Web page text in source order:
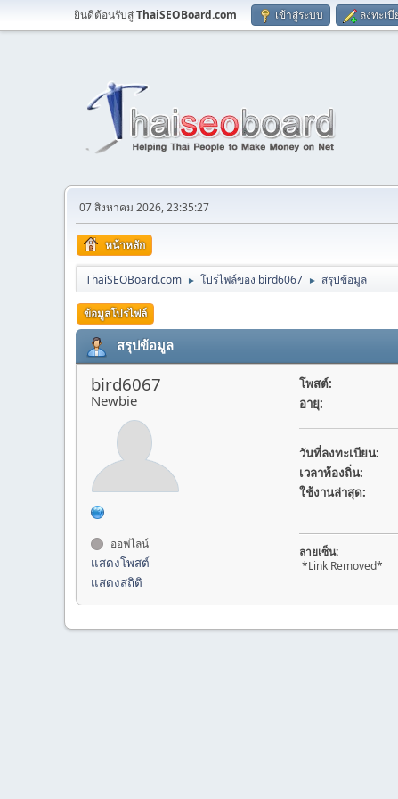
ยินดีต้อนรับสู่ThaiSEOBoard.com เข้าสู่ระบบ ลงทะเ
07 สิงหาคม 2026, 23:35:27
หน้าหลัก
ThaiSEOBoard.com ► โปรไฟล์ของ bird6067 ► สรุปข้อมูล
ข้อมูลโปรไฟล์
สรุปข้อมูล
bird6067
Newbie
ออฟไลน์
แสดงโพสต์
แสดงสถิติ
โพสต์:
อายุ:
วันที่ลงทะเบียน:
เวลาท้องถิ่น:
ใช้งานล่าสุด:
ลายเซ็น:
*Link Removed*